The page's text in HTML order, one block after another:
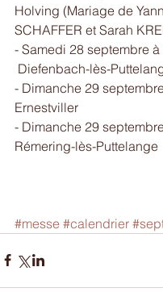
Holving (Mariage de
SCHAFFER et Sarah
- Samedi 28 septembre à
Diefenbach-lès-
- Dimanche 29
Ernestviller
- Dimanche 29
Rémering-lès-Puttelange
#messe #calendrier